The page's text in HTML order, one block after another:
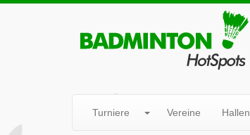
Turniere Vereine Hallen